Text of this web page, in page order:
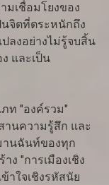
มเชื่อมโยงของ
นจิตที่ตระหนักถึง
ลงอย่างไม่รู้จบสิ้น
และเป็น
ภท "องค์รวม"
านความรู้สึก และ
านฉันท์ของทุก
ง "การเมืองเชิง
าใจเชิงรหัสนัย